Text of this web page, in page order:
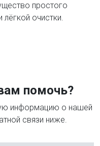
простого
лёгкой очистки.
помочь?
информацию о нашей
связи ниже.